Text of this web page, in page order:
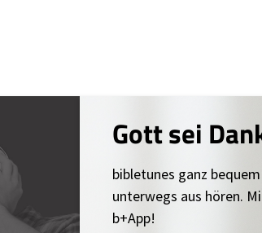
Gott sei
bibletunes ganz
unterwegs aus hören.
b+App!